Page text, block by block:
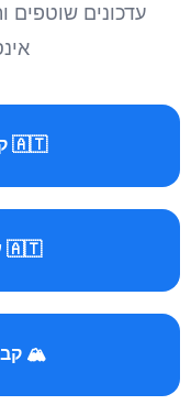
עדכונים שוטפים
🇦🇹 קבוצת וינה למטיילים
🇦🇹 עמוד וינה למטיילים
🏔️